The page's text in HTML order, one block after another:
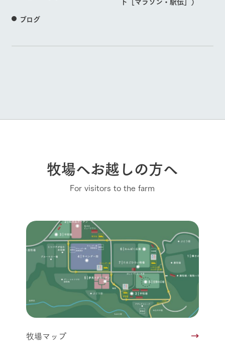
ブログ
牧場へお越しの方へ
For visitors to the farm
牧場マップ